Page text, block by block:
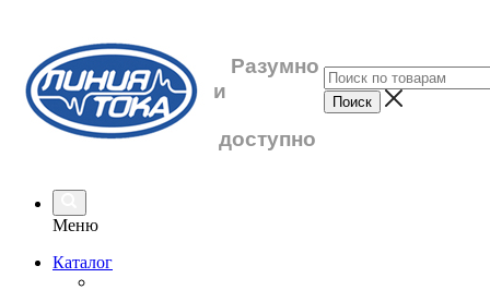
Разумно
и
доступно
Меню
Каталог